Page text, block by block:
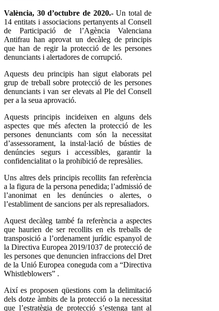
València, 30 d’octubre de 2020.-Un total de
14 entitats i associacions pertanyents al Consell
de Participació de l’Agència Valenciana
Antifrau han aprovat un decàleg de principis
que han de regir la protecció de les persones
denunciants i alertadores de corrupció.
Aquests deu principis han sigut elaborats pel
grup de treball sobre protecció de les persones
denunciants i van ser elevats al Ple del Consell
per a la seua aprovació.
Aquests principis incideixen en alguns dels
aspectes que més afecten la protecció de les
persones denunciants com són la necessitat
d’assessorament, la instal·lació de bústies de
denúncies segurs i accessibles, garantir la
confidencialitat o la prohibició de represàlies.
Uns altres dels principis recollits fan referència
a la figura de la persona penedida; l’admissió de
l’anonimat en les denúncies o alertes, o
l’establiment de sancions per als represaliadors.
Aquest decàleg també fa referència a aspectes
que haurien de ser recollits en els treballs de
transposició a l’ordenament jurídic espanyol de
la Directiva Europea 2019/1037 de protecció de
les persones que denuncien infraccions del Dret
de la Unió Europea coneguda com a “Directiva
Whistleblowers” .
Així es proposen qüestions com la delimitació
dels dotze àmbits de la protecció o la necessitat
que l’estratègia de protecció s’estenga tant al